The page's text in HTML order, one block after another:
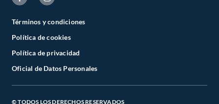
Términos y condiciones
Política de cookies
Política de privacidad
Oficial de Datos Personales
© TODOS LOS DERECHOS RESERVADOS